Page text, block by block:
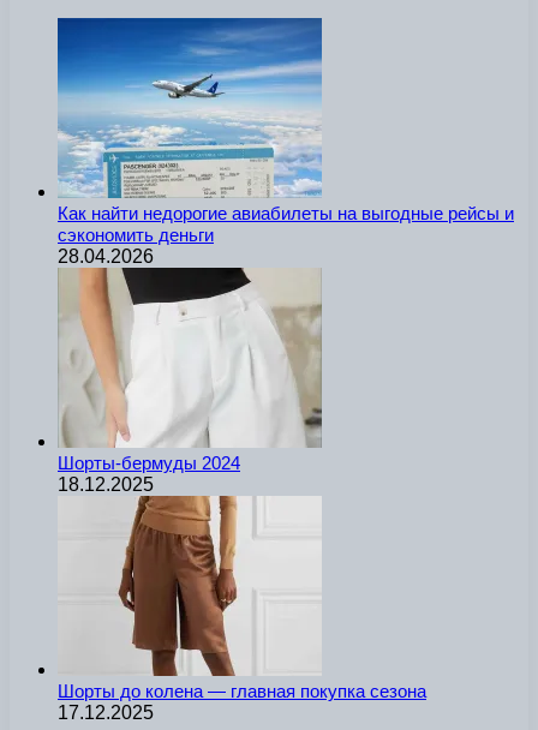
Как найти недорогие авиабилеты на выгодные рейсы и
сэкономить деньги
28.04.2026
Шорты-бермуды 2024
18.12.2025
Шорты до колена — главная покупка сезона
17.12.2025